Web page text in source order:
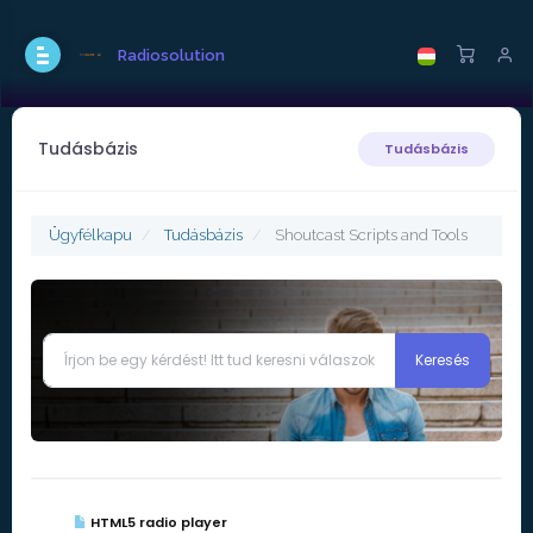
Radiosolution
Tudásbázis Tudásbázis
Ügyfélkapu Tudásbázis Shoutcast Scripts and Tools
HTML5 radio player